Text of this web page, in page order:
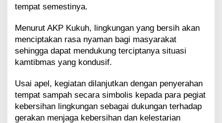
tempat semestinya.
Menurut AKP Kukuh, lingkungan yang bersih akan
menciptakan rasa nyaman bagi masyarakat
sehingga dapat mendukung terciptanya situasi
kamtibmas yang kondusif.
Usai apel, kegiatan dilanjutkan dengan penyerahan
tempat sampah secara simbolis kepada para pegiat
kebersihan lingkungan sebagai dukungan terhadap
gerakan menjaga kebersihan dan kelestarian